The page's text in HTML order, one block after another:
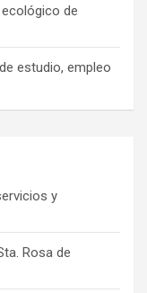
de
estudio, empleo
y
Rosa de